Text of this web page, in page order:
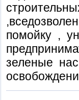
помойку ,
зеленые